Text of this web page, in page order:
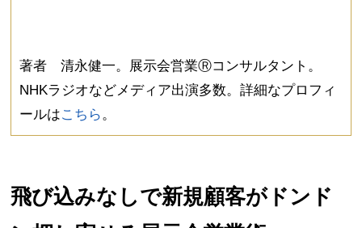
著者 清永健一。展示会営業Ⓡコンサルタント。
NHKラジオなどメディア出演多数。詳細なプロフィ
ールはこちら 。
飛び込みなしで新規顧客がドンド